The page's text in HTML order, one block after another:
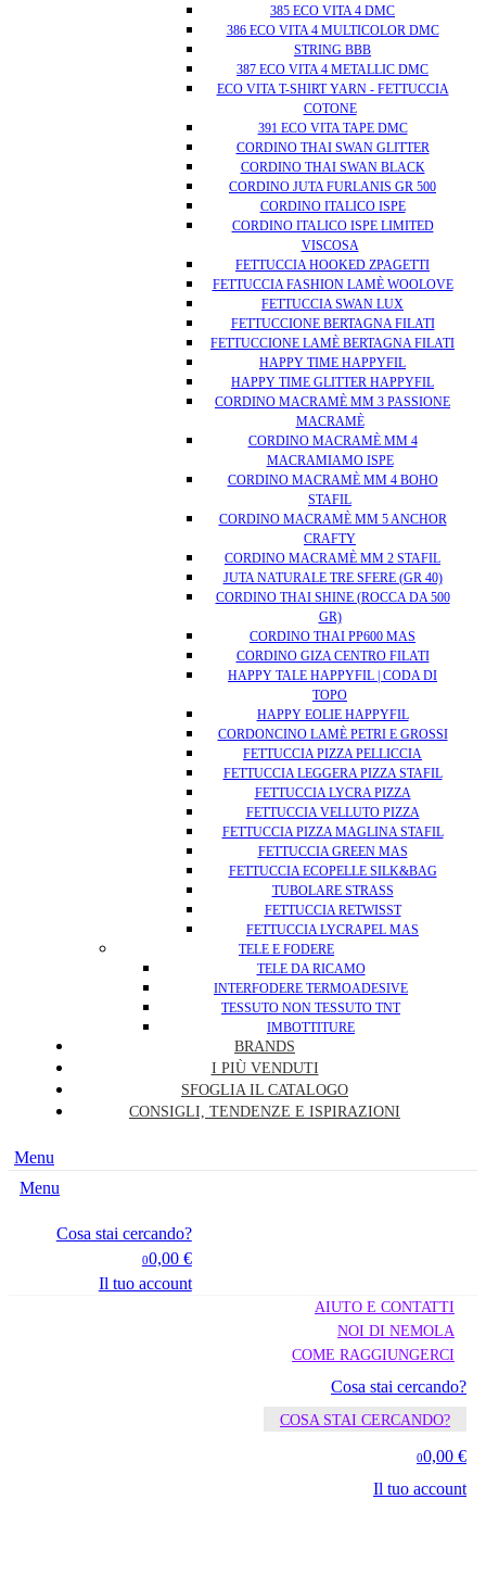
385 ECO VITA 4 DMC
386 ECO VITA 4 MULTICOLOR DMC
STRING BBB
387 ECO VITA 4 METALLIC DMC
ECO VITA T-SHIRT YARN - FETTUCCIA
COTONE
391 ECO VITA TAPE DMC
CORDINO THAI SWAN GLITTER
CORDINO THAI SWAN BLACK
CORDINO JUTA FURLANIS GR 500
CORDINO ITALICO ISPE
CORDINO ITALICO ISPE LIMITED
VISCOSA
FETTUCCIA HOOKED ZPAGETTI
FETTUCCIA FASHION LAMÈ WOOLOVE
FETTUCCIA SWAN LUX
FETTUCCIONE BERTAGNA FILATI
FETTUCCIONE LAMÈ BERTAGNA FILATI
HAPPY TIME HAPPYFIL
HAPPY TIME GLITTER HAPPYFIL
CORDINO MACRAMÈ MM 3 PASSIONE
MACRAMÈ
CORDINO MACRAMÈ MM 4
MACRAMIAMO ISPE
CORDINO MACRAMÈ MM 4 BOHO
STAFIL
CORDINO MACRAMÈ MM 5 ANCHOR
CRAFTY
CORDINO MACRAMÈ MM 2 STAFIL
JUTA NATURALE TRE SFERE (GR 40)
CORDINO THAI SHINE (ROCCA DA 500
GR)
CORDINO THAI PP600 MAS
CORDINO GIZA CENTRO FILATI
HAPPY TALE HAPPYFIL | CODA DI
TOPO
HAPPY EOLIE HAPPYFIL
CORDONCINO LAMÈ PETRI E GROSSI
FETTUCCIA PIZZA PELLICCIA
FETTUCCIA LEGGERA PIZZA STAFIL
FETTUCCIA LYCRA PIZZA
FETTUCCIA VELLUTO PIZZA
FETTUCCIA PIZZA MAGLINA STAFIL
FETTUCCIA GREEN MAS
FETTUCCIA ECOPELLE SILK&BAG
TUBOLARE STRASS
FETTUCCIA RETWISST
FETTUCCIA LYCRAPEL MAS
TELE E FODERE
TELE DA RICAMO
INTERFODERE TERMOADESIVE
TESSUTO NON TESSUTO TNT
IMBOTTITURE
BRANDS
I PIÙ VENDUTI
SFOGLIA IL CATALOGO
CONSIGLI, TENDENZE E ISPIRAZIONI
Menu
Menu
Cosa stai cercando?
00,00 €
Il tuo account
AIUTO E CONTATTI
NOI DI NEMOLA
COME RAGGIUNGERCI
Cosa stai cercando?
COSA STAI CERCANDO?
00,00 €
Il tuo account